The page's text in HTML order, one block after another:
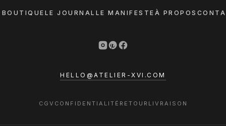
LE JOURNAL LE MANIFESTE À PROPOS
HELLO@ATELIER-XVI.COM
CGV CONFIDENTIALITÉ RETOUR LIVRAISON